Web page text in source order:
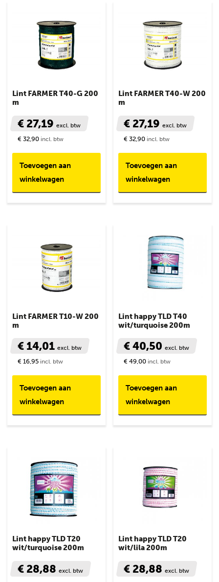
Lint FARMER T40-G 200
m
€ 27,19 excl. btw
€ 32,90 incl. btw
Toevoegen aan
winkelwagen
Lint FARMER T40-W 200
m
€ 27,19excl. btw
€ 32,90 incl. btw
Toevoegen aan
winkelwagen
Lint FARMER T10-W 200
m
€ 14,01 excl. btw
€ 16,95 incl. btw
Toevoegen aan
winkelwagen
Lint happy TLD T40
wit/turquoise 200m
€ 40,50excl. btw
€ 49,00 incl. btw
Toevoegen aan
winkelwagen
Lint happy TLD T20
wit/turquoise 200m
€ 28,88 excl. btw
Lint happy TLD T20
wit/lila 200m
€ 28,88excl. btw